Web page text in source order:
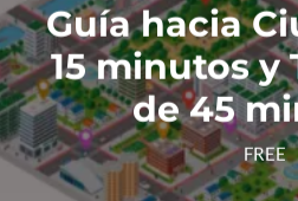
Guía hacia
15 minutos y
de 45
FREE